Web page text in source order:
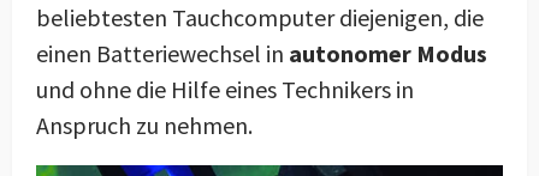
beliebtesten Tauchcomputer diejenigen, die
einen Batteriewechsel in autonomer Modus
und ohne die Hilfe eines Technikers in
Anspruch zu nehmen.